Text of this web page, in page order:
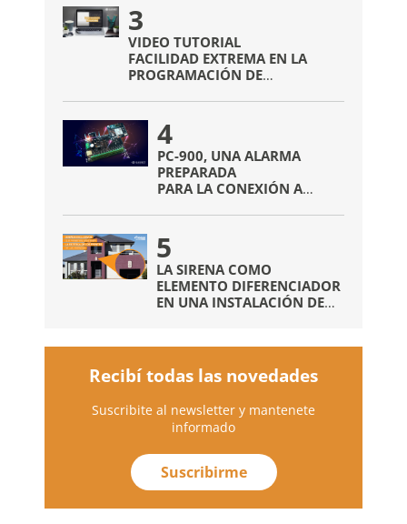
3
VIDEO TUTORIAL
FACILIDAD EXTREMA EN LA
PROGRAMACIÓN DE
4
PC-900, UNA ALARMA
PREPARADA
PARA LA CONEXIÓN A
SIN NECESIDAD DE
COMUNICADORES EXTRAS
5
LA SIRENA COMO
ELEMENTO DIFERENCIADOR
EN UNA INSTALACIÓN DE
Recibí todas las novedades
Suscribite al newsletter y mantenete
informado
Suscribirme